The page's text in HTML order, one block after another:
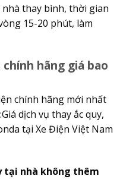
thay bình, thời gian
15-20 phút, làm
hãng giá bao
chính hãng mới nhất
dịch vụ thay ắc quy,
tại Xe Điện Việt Nam
tại nhà không thêm